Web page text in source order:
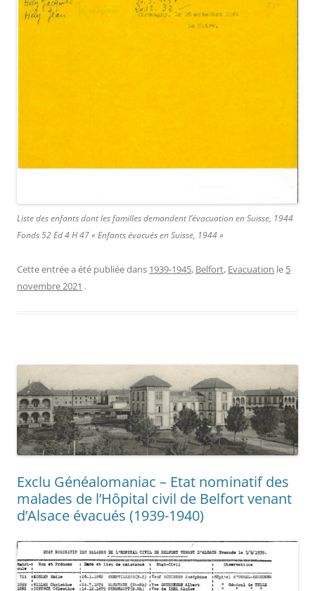
Liste des enfants dont les familles demandent l’évacuation en Suisse, 1944
Fonds 52 Ed 4 H 47 « Enfants évacués en Suisse, 1944 »
Cette entrée a été publiée dans 1939-1945, Belfort, Evacuation le 5
novembre 2021 .
Exclu Généalomaniac – Etat nominatif des
malades de l’Hôpital civil de Belfort venant
d’Alsace évacués (1939-1940)